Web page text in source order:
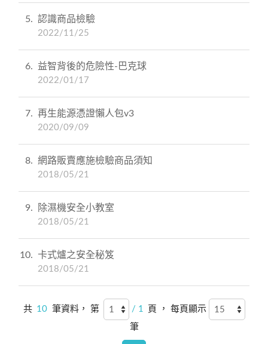
5 認識商品檢驗
2022/11/25
6 益智背後的危險性-巴克球
2022/01/17
7 再生能源憑證懶人包v3
2020/09/09
8 網路販賣應施檢驗商品須知
2018/05/21
9 除濕機安全小教室
2018/05/21
10 卡式爐之安全秘笈
2018/05/21
共 10 筆資料， 第 / 1 頁 ， 每頁顯示
筆